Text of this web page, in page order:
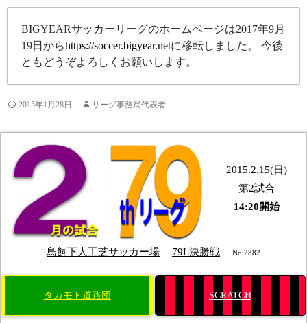
BIGYEARサッカーリーグのホームページは2017年9月
19日からhttps://soccer.bigyear.netに移転しました。 今後
ともどうぞよろしくお願いします。
2015年1月28日 リーグ事務局代表者
2015.2.15(日)
第2試合
14:20開始
鳥飼下人工芝サッカー場 79L決勝戦 No.2882
タカモト道路団 SCRATCH